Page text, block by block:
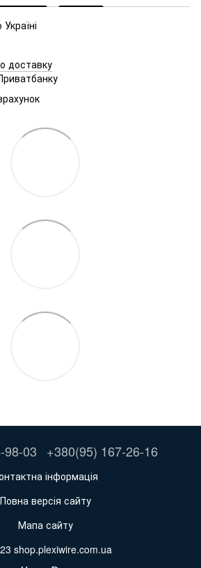
доставку
98-03 +380(95) 167-26-16
інформація
Повна версія сайту
Мапа сайту
shop.plexiwire.com.ua